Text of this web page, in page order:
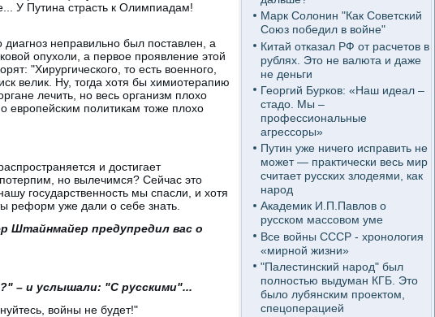
У Путина страсть к Олимпиадам!
неправильно был поставлен, а
опухоли, а первое проявление этой
"Хирургического, то есть военного,
велик. Ну, тогда хотя бы химиотерапию
лечить, но весь организм плохо
европейским политикам тоже плохо
и достигает
но вылечимся? Сейчас это
государственность мы спасли, и хотя
реформ уже дали о себе знать.
Штайнмайер предупредил вас о
– и услышали: "С русскими"...
войны не будет!"
Марк Солонин "Как Советский
Союз победил в войне"
Китай отказал РФ от расчетов в
рублях. Это не валюта и даже
не деньги
Георгий Бурков: «Наш идеал –
стадо. Мы –
профессиональные
агрессоры»
Путин уже ничего исправить не
может — практически весь мир
считает русских злодеями, как
народ
Академик И.П.Павлов о
русском массовом уме
Все войны СССР - хронология
«мирной жизни»
"Палестинский народ" был
полностью выдуман КГБ. Это
было лубянским проектом,
спецоперацией